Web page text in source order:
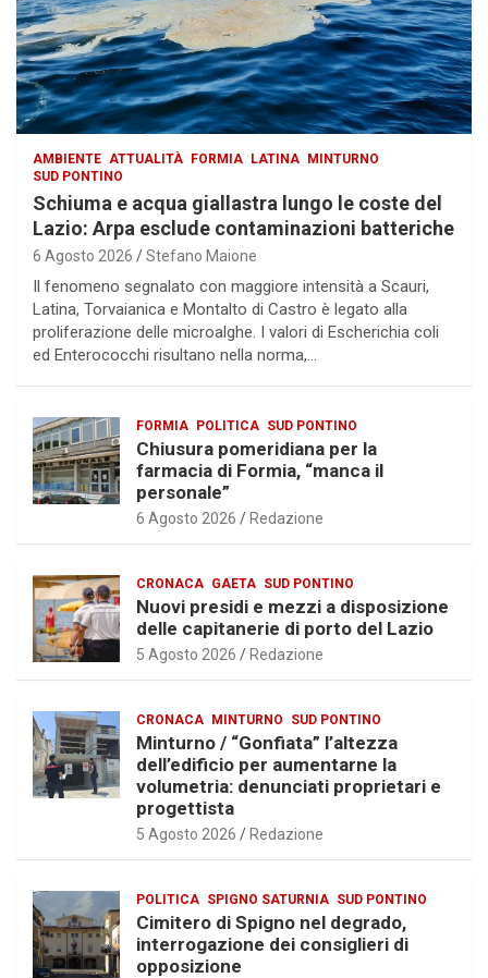
AMBIENTE ATTUALITÀ FORMIA LATINA
MINTURNO
SUD PONTINO
Schiuma e acqua giallastra lungo le coste del
Lazio: Arpa esclude contaminazioni batteriche
6 Agosto 2026 Stefano Maione
Il fenomeno segnalato con maggiore intensità a Scauri,
Latina, Torvaianica e Montalto di Castro è legato alla
proliferazione delle microalghe. I valori di Escherichia coli
ed Enterococchi risultano nella norma,…
FORMIA POLITICA SUD PONTINO
Chiusura pomeridiana per la
farmacia di Formia, “manca il
personale”
6 Agosto 2026 Redazione
CRONACA GAETA SUD PONTINO
Nuovi presidi e mezzi a disposizione
delle capitanerie di porto del Lazio
5 Agosto 2026 Redazione
CRONACA MINTURNO SUD PONTINO
Minturno / “Gonfiata” l’altezza
dell’edificio per aumentarne la
volumetria: denunciati proprietari e
progettista
5 Agosto 2026 Redazione
POLITICA SPIGNO SATURNIA SUD PONTINO
Cimitero di Spigno nel degrado,
interrogazione dei consiglieri di
opposizione